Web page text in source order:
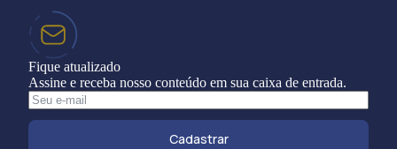
Fique atualizado
Assine e receba nosso conteúdo em sua caixa de entrada.
Cadastrar